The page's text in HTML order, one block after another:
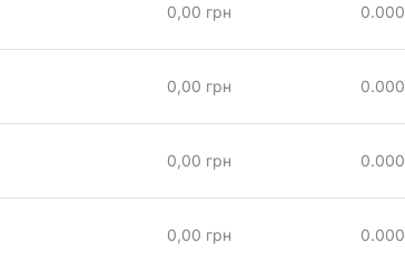
0,00 грн 0.000
0,00 грн 0.000
0,00 грн 0.000
0,00 грн 0.000